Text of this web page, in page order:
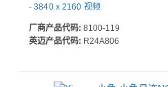
- 3840 x 2160 视频
厂商产品代码: 8100-119
英迈产品代码: R24A806